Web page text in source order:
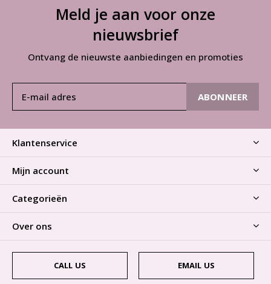
Meld je aan voor onze
nieuwsbrief
Ontvang de nieuwste aanbiedingen en promoties
ABONNEER
Klantenservice
Mijn account
Categorieën
Over ons
CALL US EMAIL US